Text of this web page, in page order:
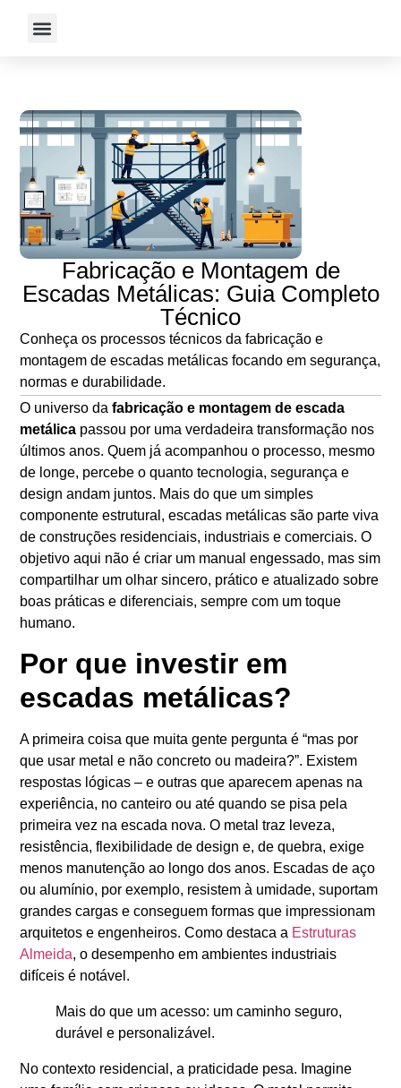
Fabricação e Montagem de
Escadas Metálicas: Guia Completo
Técnico
Conheça os processos técnicos da fabricação e
montagem de escadas metálicas focando em segurança,
normas e durabilidade.
O universo dafabricação e montagem de escada
metálica passou por uma verdadeira transformação nos
últimos anos. Quem já acompanhou o processo, mesmo
de longe, percebe o quanto tecnologia, segurança e
design andam juntos. Mais do que um simples
componente estrutural, escadas metálicas são parte viva
de construções residenciais, industriais e comerciais. O
objetivo aqui não é criar um manual engessado, mas sim
compartilhar um olhar sincero, prático e atualizado sobre
boas práticas e diferenciais, sempre com um toque
humano.
Por que investir em
escadas metálicas?
A primeira coisa que muita gente pergunta é “mas por
que usar metal e não concreto ou madeira?”. Existem
respostas lógicas – e outras que aparecem apenas na
experiência, no canteiro ou até quando se pisa pela
primeira vez na escada nova. O metal traz leveza,
resistência, flexibilidade de design e, de quebra, exige
menos manutenção ao longo dos anos. Escadas de aço
ou alumínio, por exemplo, resistem à umidade, suportam
grandes cargas e conseguem formas que impressionam
arquitetos e engenheiros. Como destaca a Estruturas
Almeida, o desempenho em ambientes industriais
difíceis é notável.
Mais do que um acesso: um caminho seguro,
durável e personalizável.
No contexto residencial, a praticidade pesa. Imagine